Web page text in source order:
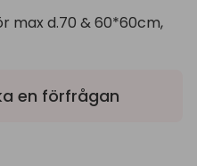
max d.70 & 60*60cm,
en förfrågan